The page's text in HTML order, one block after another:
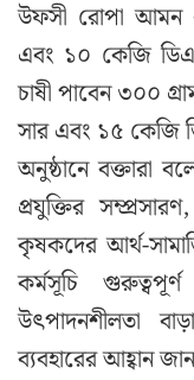
উফসী রোপা আমন
এবং ১০ কেজি
চাষী পাবেন ৩০০
সার এবং ১৫ কেজি
অনুষ্ঠানে বক্তারা
প্রযুক্তির
কৃষকদের আর্থ-
কর্মসূচি
উৎপাদনশীলতা
ব্যবহারের আহ্বান